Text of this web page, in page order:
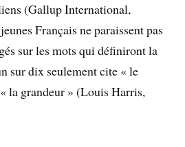
(Gallup International,
Français ne paraissent pas
sur les mots qui définiront la
sur dix seulement cite « le
la grandeur » (Louis Harris,